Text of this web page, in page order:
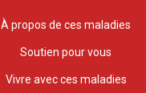
À propos de ces maladies
Soutien pour vous
Vivre avec ces maladies